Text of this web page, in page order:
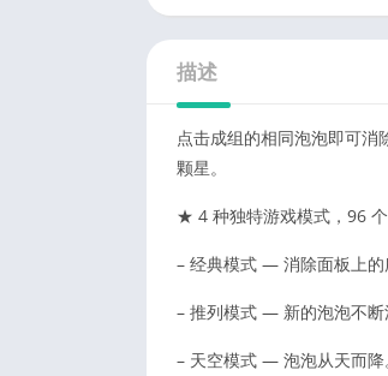
描述
点击成组的相同泡泡即可
颗星。
★ 4 种独特游戏模式，96
– 经典模式 — 消除面板上的
– 推列模式 — 新的泡泡不断
– 天空模式 — 泡泡从天而降